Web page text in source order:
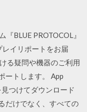
BLUE PROTOCOL』
イリポートをお届
る疑問や機器のご利用
ートします。 App
つけてダウンロード
だけでなく、すべての